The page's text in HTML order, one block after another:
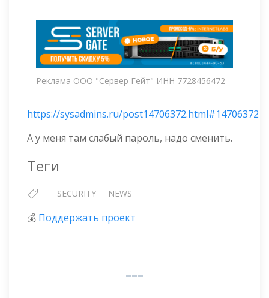
Реклама ООО "Сервер Гейт" ИНН 7728456472
https://sysadmins.ru/post14706372.html#14706372
А у меня там слабый пароль, надо сменить.
Теги
SECURITY NEWS
💰 Поддержать проект